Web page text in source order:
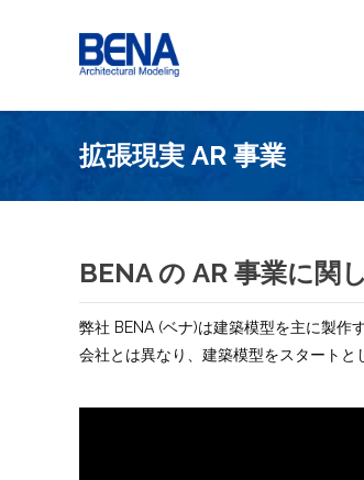
拡張現実 AR 事業
BENA の AR 事業に関
弊社 BENA (ベナ)は建築模型を主に製
会社とは異なり、建築模型をスタートと